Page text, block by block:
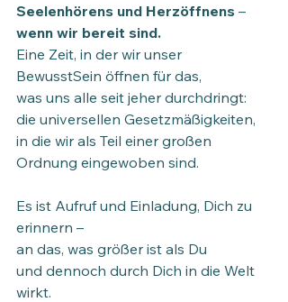
Seelenhörens und Herzöffnens –
wenn wir bereit sind.
Eine Zeit, in der wir unser
BewusstSein öffnen für das,
was uns alle seit jeher durchdringt:
die universellen Gesetzmäßigkeiten,
in die wir als Teil einer großen
Ordnung eingewoben sind.
Es ist Aufruf und Einladung, Dich zu
erinnern –
an das, was größer ist als Du
und dennoch durch Dich in die Welt
wirkt.